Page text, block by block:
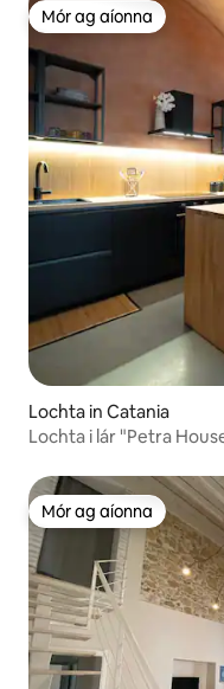
Mór ag aíonna
Mór ag aíonna
Lochta in Catania
Lochta i lár "Petra
Mór ag aíonna
Mór ag aíonna